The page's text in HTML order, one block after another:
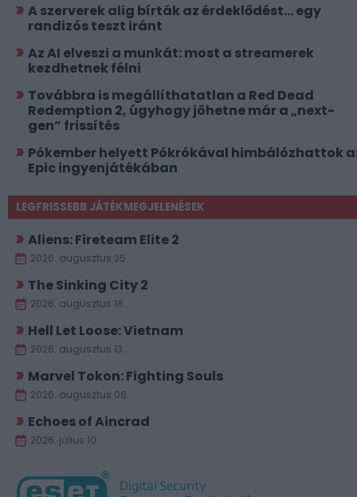
A szerverek alig bírták az érdeklődést... egy
randizós teszt iránt
Az AI elveszi a munkát: most a streamerek
kezdhetnek félni
Továbbra is megállíthatatlan a Red Dead
Redemption 2, úgyhogy jöhetne már a „next-
gen” frissítés
Pókember helyett Pókrókával himbálózhattok
Epic ingyenjátékában
LEGFRISSEBB JÁTÉKMEGJELENÉSEK
Aliens: Fireteam Elite 2
2026. augusztus 25.
The Sinking City 2
2026. augusztus 18.
Hell Let Loose: Vietnam
2026. augusztus 13.
Marvel Tokon: Fighting Souls
2026. augusztus 06.
Echoes of Aincrad
2026. július 10.